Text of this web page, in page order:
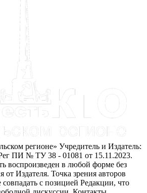
регионе» Учредитель и Издатель:
№ ТУ 38 - 01081 от 15.11.2023.
воспроизведен в любой форме без
от Издателя. Точка зрения авторов
с позицией Редакции, что